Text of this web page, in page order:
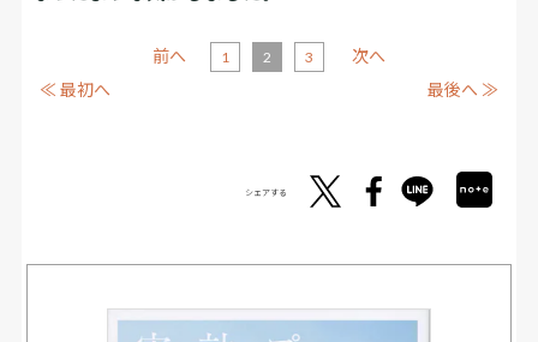
≪ 最初へ
前へ 1 2 3
次へ
最後へ ≫
シェアする